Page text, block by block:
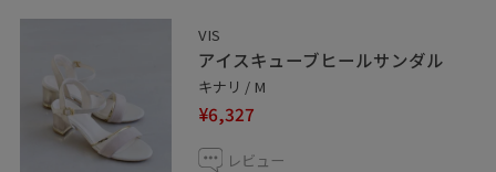
VIS
アイスキューブヒールサンダル
キナリ / M
¥6,327
レビュー